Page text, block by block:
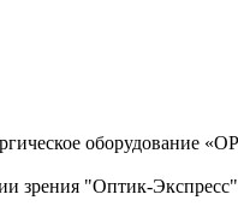
оборудование
зрения "Оптик-Экспресс"